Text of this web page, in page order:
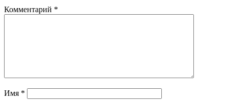
Комментарий *
Имя *